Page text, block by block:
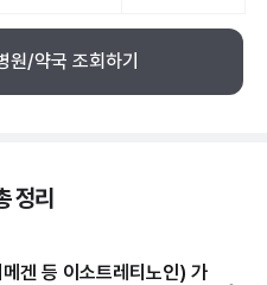
원/약국 조회하기
정리
겐 등 이소트레티노인) 가